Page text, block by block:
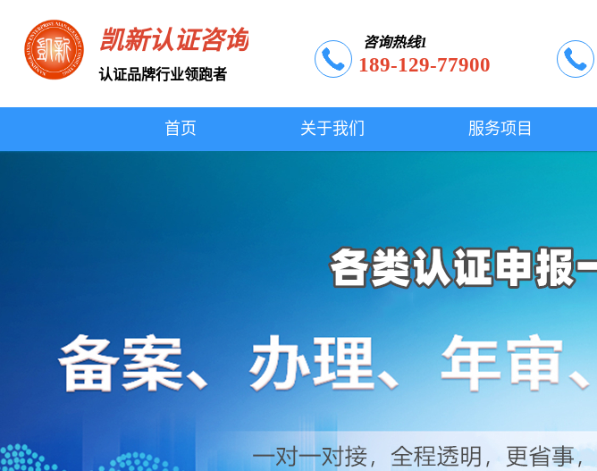
凯新认证咨询
认证品牌行业领跑者
咨询热线1
189-129-77900
首页 关于我们 服务项目